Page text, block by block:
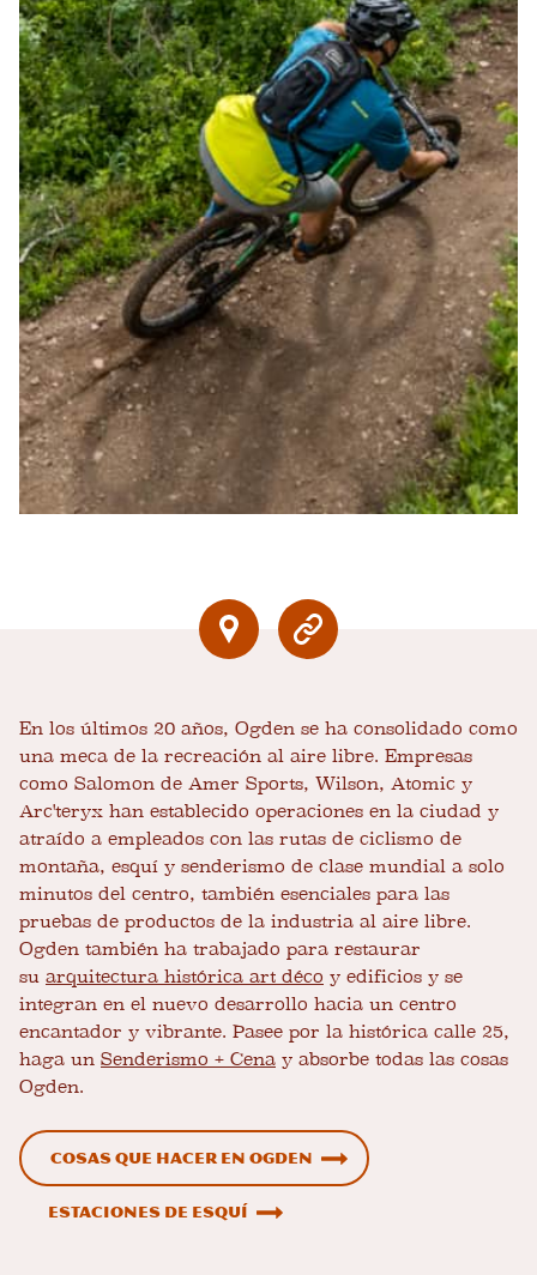
En los últimos 20 años, Ogden se ha consolidado como
una meca de la recreación al aire libre. Empresas
como Salomon de Amer Sports, Wilson, Atomic y
Arc'teryx han establecido operaciones en la ciudad y
atraído a empleados con las rutas de ciclismo de
montaña, esquí y senderismo de clase mundial a solo
minutos del centro, también esenciales para las
pruebas de productos de la industria al aire libre.
Ogden también ha trabajado para restaurar
su arquitectura histórica art déco y edificios y se
integran en el nuevo desarrollo hacia un centro
encantador y vibrante. Pasee por la histórica calle 25,
haga un Senderismo + Cena y absorbe todas las cosas
Ogden.
Cosas que hacer en Ogden
Estaciones de esquí